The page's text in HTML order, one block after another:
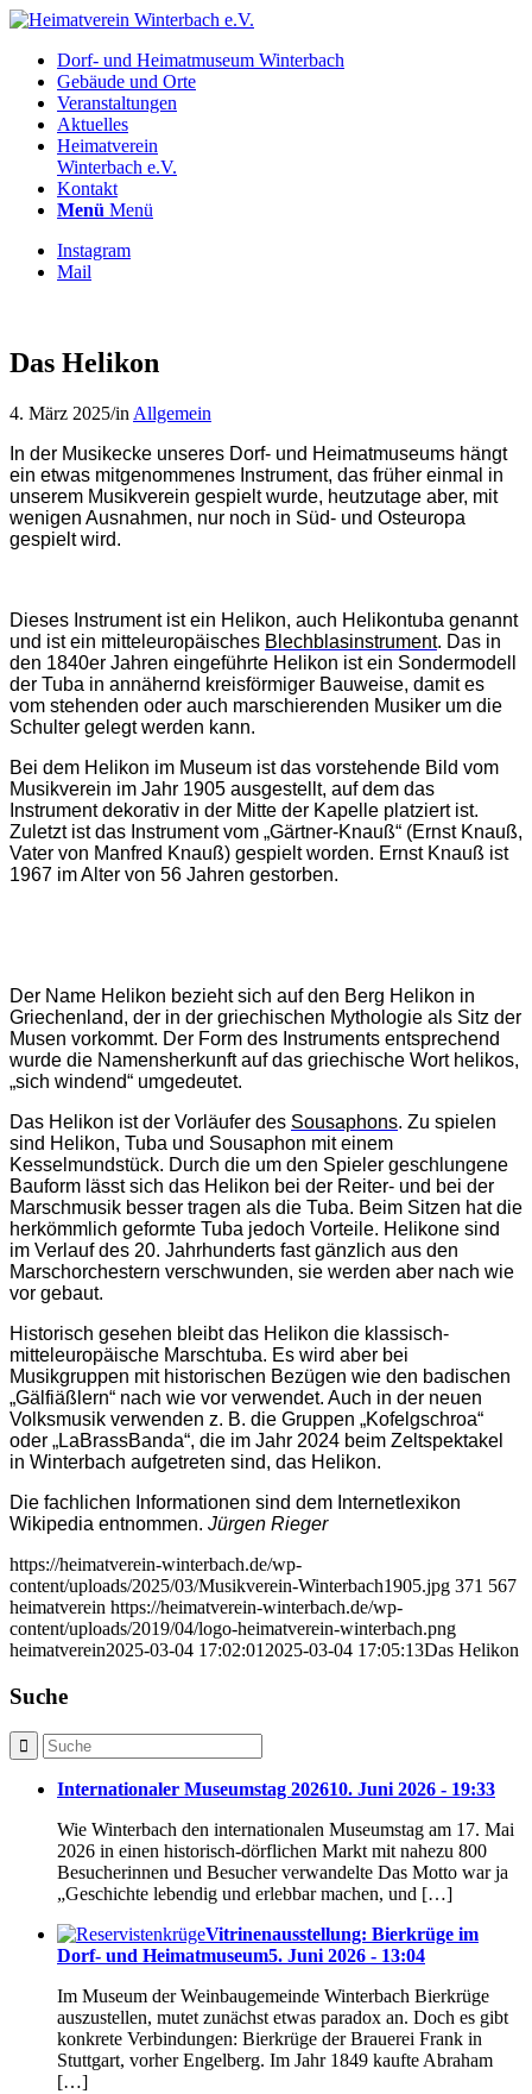
Dorf- und Heimatmuseum Winterbach
Gebäude und Orte
Veranstaltungen
Aktuelles
Heimatverein
Winterbach e.V.
Kontakt
Menü Menü
Instagram
Mail
Das Helikon
4. März 2025/in Allgemein
In der Musikecke unseres Dorf- und Heimatmuseums hängt
ein etwas mitgenommenes Instrument, das früher einmal in
unserem Musikverein gespielt wurde, heutzutage aber, mit
wenigen Ausnahmen, nur noch in Süd- und Osteuropa
gespielt wird.
Dieses Instrument ist ein Helikon, auch Helikontuba genannt
und ist ein mitteleuropäisches Blechblasinstrument. Das in
den 1840er Jahren eingeführte Helikon ist ein Sondermodell
der Tuba in annähernd kreisförmiger Bauweise, damit es
vom stehenden oder auch marschierenden Musiker um die
Schulter gelegt werden kann.
Bei dem Helikon im Museum ist das vorstehende Bild vom
Musikverein im Jahr 1905 ausgestellt, auf dem das
Instrument dekorativ in der Mitte der Kapelle platziert ist.
Zuletzt ist das Instrument vom „Gärtner-Knauß“ (Ernst Knauß,
Vater von Manfred Knauß) gespielt worden. Ernst Knauß ist
1967 im Alter von 56 Jahren gestorben.
Der Name Helikon bezieht sich auf den Berg Helikon in
Griechenland, der in der griechischen Mythologie als Sitz der
Musen vorkommt. Der Form des Instruments entsprechend
wurde die Namensherkunft auf das griechische Wort helikos,
„sich windend“ umgedeutet.
Das Helikon ist der Vorläufer des Sousaphons. Zu spielen
sind Helikon, Tuba und Sousaphon mit einem
Kesselmundstück. Durch die um den Spieler geschlungene
Bauform lässt sich das Helikon bei der Reiter- und bei der
Marschmusik besser tragen als die Tuba. Beim Sitzen hat die
herkömmlich geformte Tuba jedoch Vorteile. Helikone sind
im Verlauf des 20. Jahrhunderts fast gänzlich aus den
Marschorchestern verschwunden, sie werden aber nach wie
vor gebaut.
Historisch gesehen bleibt das Helikon die klassisch-
mitteleuropäische Marschtuba. Es wird aber bei
Musikgruppen mit historischen Bezügen wie den badischen
„Gälfiäßlern“ nach wie vor verwendet. Auch in der neuen
Volksmusik verwenden z. B. die Gruppen „Kofelgschroa“
oder „LaBrassBanda“, die im Jahr 2024 beim Zeltspektakel
in Winterbach aufgetreten sind, das Helikon.
Die fachlichen Informationen sind dem Internetlexikon
Wikipedia entnommen. Jürgen Rieger
https://heimatverein-winterbach.de/wp-
content/uploads/2025/03/Musikverein-Winterbach1905.jpg 371 567
heimatverein https://heimatverein-winterbach.de/wp-
content/uploads/2019/04/logo-heimatverein-winterbach.png
heimatverein2025-03-04 17:02:01 2025-03-04 17:05:13Das Helikon
Suche
Internationaler Museumstag 202610. Juni 2026 - 19:33
Wie Winterbach den internationalen Museumstag am 17. Mai
2026 in einen historisch-dörflichen Markt mit nahezu 800
Besucherinnen und Besucher verwandelte Das Motto war ja
„Geschichte lebendig und erlebbar machen, und […]
Vitrinenausstellung: Bierkrüge im
Dorf- und Heimatmuseum5. Juni 2026 - 13:04
Im Museum der Weinbaugemeinde Winterbach Bierkrüge
auszustellen, mutet zunächst etwas paradox an. Doch es gibt
konkrete Verbindungen: Bierkrüge der Brauerei Frank in
Stuttgart, vorher Engelberg. Im Jahr 1849 kaufte Abraham
[…]